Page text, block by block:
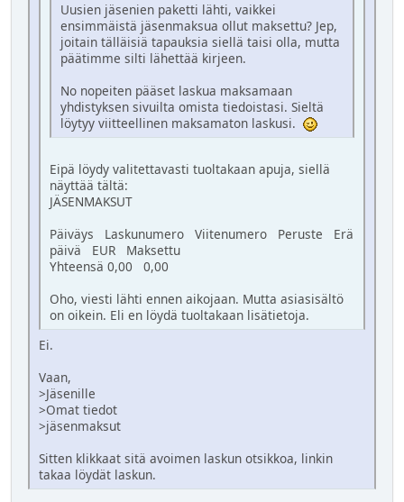
Uusien jäsenien paketti lähti, vaikkei
ensimmäistä jäsenmaksua ollut maksettu? Jep,
joitain tälläisiä tapauksia siellä taisi olla, mutta
päätimme silti lähettää kirjeen.
No nopeiten pääset laskua maksamaan
yhdistyksen sivuilta omista tiedoistasi. Sieltä
löytyy viitteellinen maksamaton laskusi.
Eipä löydy valitettavasti tuoltakaan apuja, siellä
näyttää tältä:
JÄSENMAKSUT
Päiväys Laskunumero Viitenumero Peruste Erä
päivä EUR Maksettu
Yhteensä 0,00 0,00
Oho, viesti lähti ennen aikojaan. Mutta asiasisältö
on oikein. Eli en löydä tuoltakaan lisätietoja.
Ei.
Vaan,
>Jäsenille
>Omat tiedot
>jäsenmaksut
Sitten klikkaat sitä avoimen laskun otsikkoa, linkin
takaa löydät laskun.